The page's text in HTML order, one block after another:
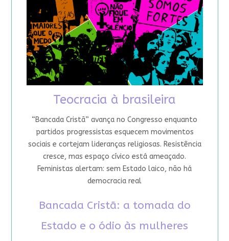
Teocracia à brasileira
“Bancada Cristã” avança no Congresso enquanto
partidos progressistas esquecem movimentos
sociais e cortejam lideranças religiosas. Resistência
cresce, mas espaço cívico está ameaçado.
Feministas alertam: sem Estado laico, não há
democracia real
Bancada Cristã: a tomada do
Estado e o ódio às mulheres